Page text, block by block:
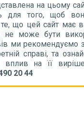
на цьому
того, щоб
що цей сайт має
не може бути
ми рекомендуємо
справі, та
вплив на її
20 44